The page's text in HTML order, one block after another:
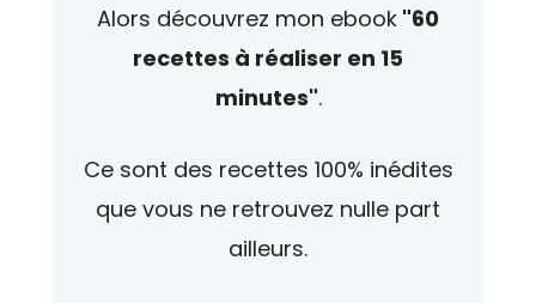
Alors découvrez mon ebook "60
recettes à réaliser en 15
minutes".
Ce sont des recettes 100% inédites
que vous ne retrouvez nulle part
ailleurs.